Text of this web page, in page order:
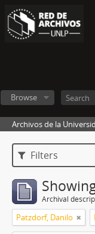
Browse
Archivos de la
Filters
Archival
Patzdorf, Danilo